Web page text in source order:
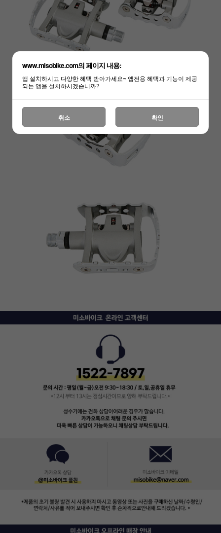
www.misobike.com의 페이지 내용:
앱 설치하시고 다양한 혜택 받아가세요~ 앱전용 혜택과 기능이 제공
되는 앱을 설치하시겠습니까?
취소 확인